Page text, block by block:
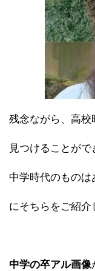
残念ながら、高校
見つけることがで
中学時代のものは
にそちらをご紹介
中学の卒アル画像